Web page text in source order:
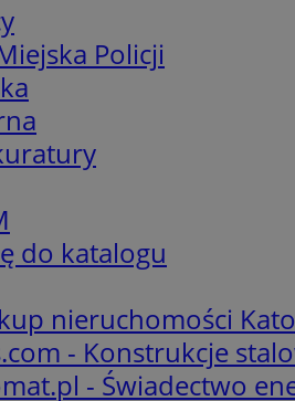
Policji
do katalogu
nieruchomości
- Konstrukcje
- Świadectwo